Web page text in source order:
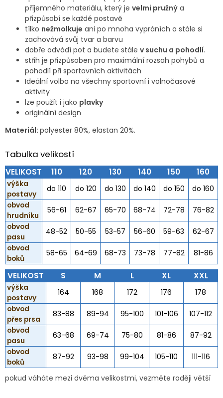
příjemného materiálu, který je velmi pružný a
přizpůsobí se každé postavě
tílko nežmolkuje ani po mnoha vypráních a stále si
zachovává svůj tvar a barvu
dobře odvádí pot a budete stále v suchu a pohodlí.
střih je přizpůsoben pro maximální rozsah pohybů a
pohodlí při sportovních aktivitách
Ideální volba na všechny sportovní i volnočasové
aktivity
lze použít i jako plavky
originální design
Materiál: polyester 80%, elastan 20%.
Tabulka velikostí
VELIKOST 110 120 130 140 150 160
výška
postavy
do 110 do 120 do 130 do 140 do 150
do 160
obvod
hrudníku
56-61 62-67 65-70 68-74 72-78
76-82
obvod
pasu
48-52 50-55 53-57 56-60 59-63
62-67
obvod
boků
58-65 64-69 68-73 73-78 77-82 81-86
VELIKOST S M L XL XXL
výška
postavy
164 168 172 176
178
obvod
přes prsa
83-88 89-94 95-100 101-106
107-112
obvod
pasu
63-68 69-74 75-80 81-86
87-92
obvod
boků
87-92 93-98 99-104 105-110 111-116
pokud váháte mezi dvěma velikostmi, vezměte raději větší